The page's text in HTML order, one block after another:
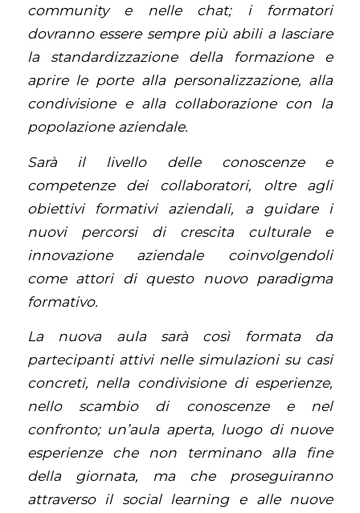
community e nelle chat; i formatori
dovranno essere sempre più abili a lasciare
la standardizzazione della formazione e
aprire le porte alla personalizzazione, alla
condivisione e alla collaborazione con la
popolazione aziendale.
Sarà il livello delle conoscenze e
competenze dei collaboratori, oltre agli
obiettivi formativi aziendali, a guidare i
nuovi percorsi di crescita culturale e
innovazione aziendale coinvolgendoli
come attori di questo nuovo paradigma
formativo.
La nuova aula sarà così formata da
partecipanti attivi nelle simulazioni su casi
concreti, nella condivisione di esperienze,
nello scambio di conoscenze e nel
confronto; un’aula aperta, luogo di nuove
esperienze che non terminano alla fine
della giornata, ma che proseguiranno
attraverso il social learning e alle nuove